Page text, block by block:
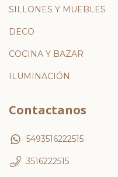
SILLONES Y MUEBLES
DECO
COCINA Y BAZAR
ILUMINACIÓN
Contactanos
5493516222515
3516222515